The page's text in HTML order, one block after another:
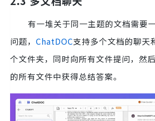
有一堆关于同一主题的文档需要
问题， ChatDOC支持多个文档的聊天
个文件夹，同时向所有文件提问，然
的所有文件中获得总结答案。